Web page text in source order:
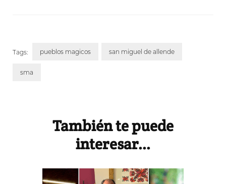
Tags: pueblos magicos san miguel de allende
sma
NavigationTambién te puede
interesar...